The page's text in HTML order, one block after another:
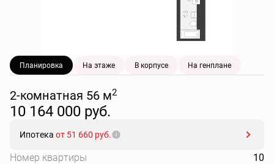
Планировка На этаже В корпусе На генплане
2-комнатная 56 м2
10 164 000 руб.
Ипотека от 51 660 руб.
Номер квартиры 10